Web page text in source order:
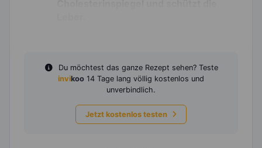
Du möchtest das ganze Rezept sehen? Teste
invikoo 14 Tage lang völlig kostenlos und
unverbindlich.
Jetzt kostenlos testen